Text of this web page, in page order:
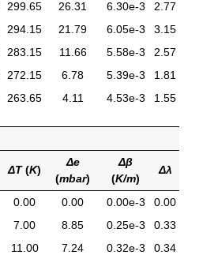
299.65 26.31 6.30e-3
2.77
294.15 21.79 6.05e-3
3.15
283.15 11.66 5.58e-3
2.57
272.15 6.78 5.39e-3
1.81
263.65 4.11 4.53e-3 1.55
ΔT(K)
Δe
(mbar)
Δβ
(K/m)
Δλ
0.00 0.00 0.00e-3
0.00
7.00 8.85 0.25e-3
0.33
11.00 7.24 0.32e-3
0.34